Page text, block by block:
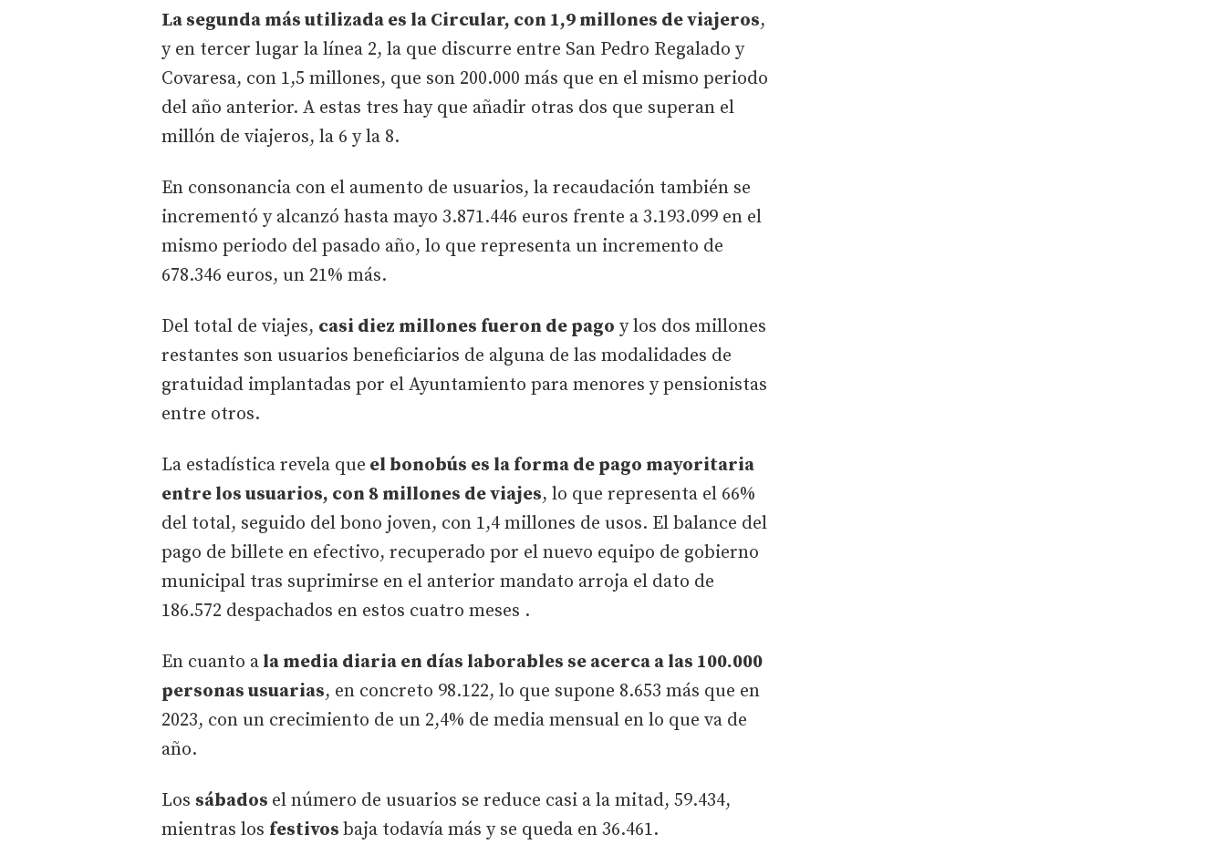
La segunda más utilizada es la Circular, con 1,9 millones de viajeros,
y en tercer lugar la línea 2, la que discurre entre San Pedro Regalado y
Covaresa, con 1,5 millones, que son 200.000 más que en el mismo periodo
del año anterior. A estas tres hay que añadir otras dos que superan el
millón de viajeros, la 6 y la 8.
En consonancia con el aumento de usuarios, la recaudación también se
incrementó y alcanzó hasta mayo 3.871.446 euros frente a 3.193.099 en el
mismo periodo del pasado año, lo que representa un incremento de
678.346 euros, un 21% más.
Del total de viajes, casi diez millones fueron de pago y los dos millones
restantes son usuarios beneficiarios de alguna de las modalidades de
gratuidad implantadas por el Ayuntamiento para menores y pensionistas
entre otros.
La estadística revela que el bonobús es la forma de pago mayoritaria
entre los usuarios, con 8 millones de viajes, lo que representa el 66%
del total, seguido del bono joven, con 1,4 millones de usos. El balance del
pago de billete en efectivo, recuperado por el nuevo equipo de gobierno
municipal tras suprimirse en el anterior mandato arroja el dato de
186.572 despachados en estos cuatro meses .
En cuanto a la media diaria en días laborables se acerca a las 100.000
personas usuarias, en concreto 98.122, lo que supone 8.653 más que en
2023, con un crecimiento de un 2,4% de media mensual en lo que va de
año.
Los sábados el número de usuarios se reduce casi a la mitad, 59.434,
mientras los festivos baja todavía más y se queda en 36.461.